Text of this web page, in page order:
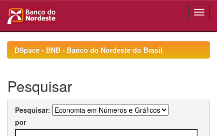
navigationDSpace - BNB - Banco do Nordeste do Brasil
Pesquisar
Pesquisar:
por